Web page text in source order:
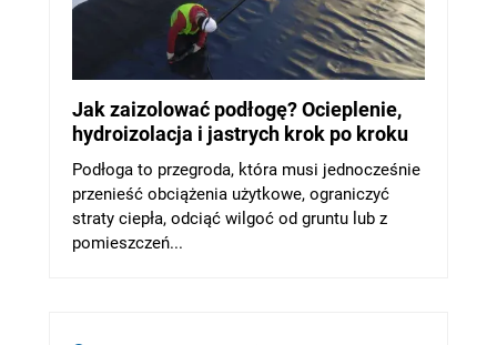
Jak zaizolować podłogę? Ocieplenie,
hydroizolacja i jastrych krok po kroku
Podłoga to przegroda, która musi jednocześnie
przenieść obciążenia użytkowe, ograniczyć
straty ciepła, odciąć wilgoć od gruntu lub z
pomieszczeń...